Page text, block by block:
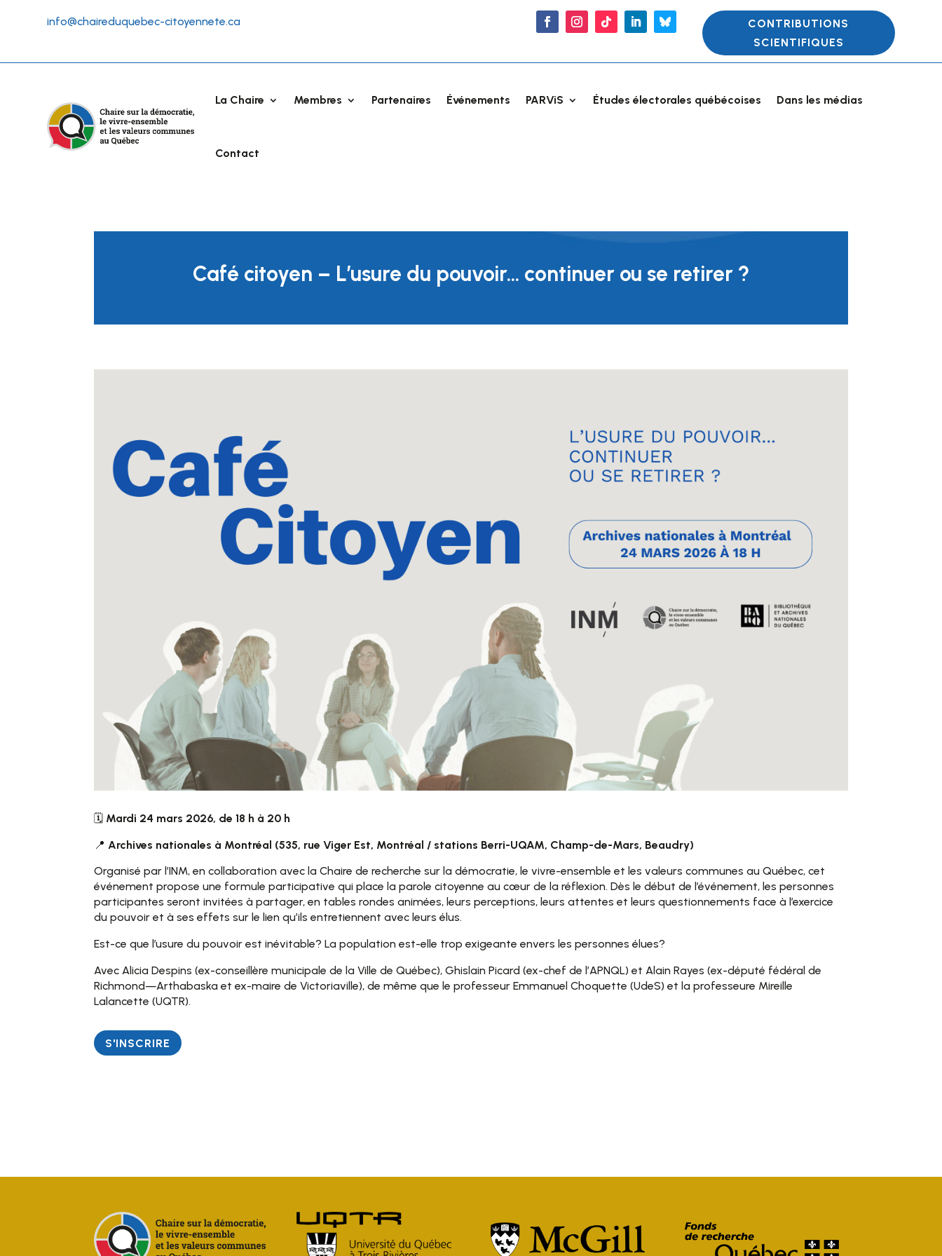
info@chaireduquebec-citoyennete.ca
CONTRIBUTIONS
SCIENTIFIQUES
La Chaire Membres Partenaires Événements PARViS Études électorales québécoises Dans les médias
Contact
Café citoyen – L’usure du pouvoir… continuer ou se retirer ?
🗓️ Mardi 24 mars 2026, de 18 h à 20 h
📍Archives nationales à Montréal (535, rue Viger Est, Montréal / stations Berri-UQAM, Champ-de-Mars, Beaudry)
Organisé par l’INM, en collaboration avec la Chaire de recherche sur la démocratie, le vivre-ensemble et les valeurs communes au Québec, cet
événement propose une formule participative qui place la parole citoyenne au cœur de la réflexion. Dès le début de l’événement, les personnes
participantes seront invitées à partager, en tables rondes animées, leurs perceptions, leurs attentes et leurs questionnements face à l’exercice
du pouvoir et à ses effets sur le lien qu’ils entretiennent avec leurs élus.
Est-ce que l’usure du pouvoir est inévitable? La population est-elle trop exigeante envers les personnes élues?
Avec Alicia Despins (ex-conseillère municipale de la Ville de Québec), Ghislain Picard (ex-chef de l’APNQL) et Alain Rayes (ex-député fédéral de
Richmond—Arthabaska et ex-maire de Victoriaville), de même que le professeur Emmanuel Choquette (UdeS) et la professeure Mireille
Lalancette (UQTR).
S'INSCRIRE